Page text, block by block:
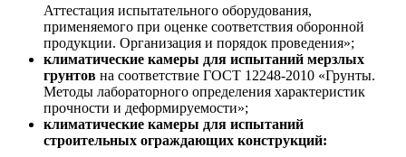
Аттестация испытательного оборудования,
применяемого при оценке соответствия оборонной
продукции. Организация и порядок проведения»;
климатические камеры для испытаний мерзлых
грунтов на соответствие ГОСТ 12248-2010 «Грунты.
Методы лабораторного определения характеристик
прочности и деформируемости»;
климатические камеры для испытаний
строительных ограждающих конструкций: